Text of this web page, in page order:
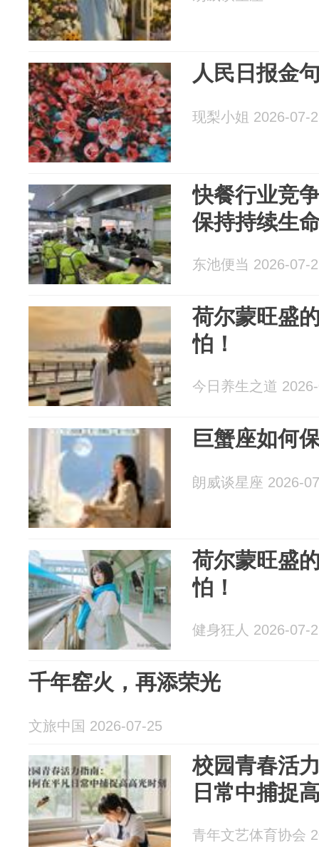
人民日报金
现梨小姐 2026-07-
快餐行业竞
保持持续生
东池便当 2026-07-
荷尔蒙旺盛
怕！
今日养生之道
巨蟹座如何
朗威谈星座 2026-
荷尔蒙旺盛
怕！
健身狂人 2026-07-
千年窑火，再添荣光
文旅中国 2026-07-25
校园青春活
日常中捕捉
青年文艺体育协会